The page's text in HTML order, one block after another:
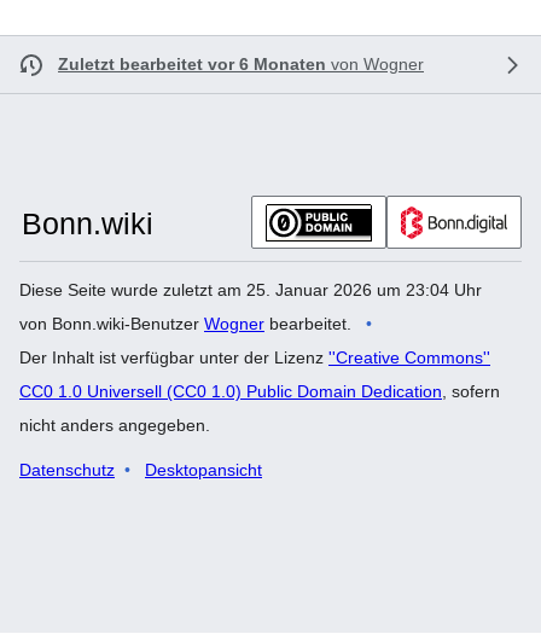
Zuletzt bearbeitet vor 6 Monaten von Wogner
Diese Seite wurde zuletzt am 25. Januar 2026 um 23:04 Uhr
von Bonn.wiki-Benutzer Wogner bearbeitet.
Der Inhalt ist verfügbar unter der Lizenz ''Creative Commons''
CC0 1.0 Universell (CC0 1.0) Public Domain Dedication , sofern
nicht anders angegeben.
Datenschutz Desktopansicht